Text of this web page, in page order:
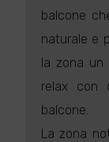
balcone
naturale e
la zona un
relax con
balcone.
La zona